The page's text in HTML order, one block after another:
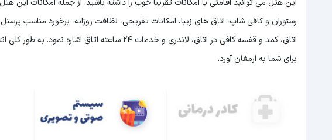
این هتل می توانید اقامتی با امکانات تقریبا خوب را داشته باشید. از جمله امکانات
اتاق، کمد و قفسه کافی در اتاق، لاندری و خدمات 24
برای شما به ارمغان آورد.